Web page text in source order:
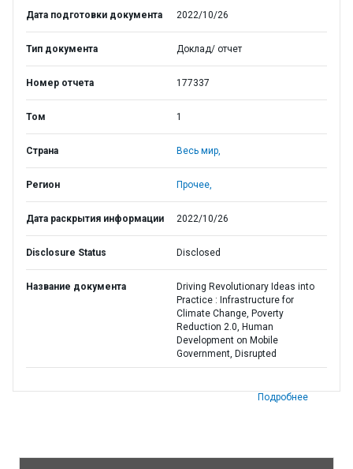
Дата подготовки документа 2022/10/26
Тип документа Доклад/ отчет
Номер отчета 177337
Том 1
Страна Весь мир,
Регион Прочее,
Дата раскрытия информации 2022/10/26
Disclosure Status Disclosed
Название документа
Driving Revolutionary Ideas into
Practice : Infrastructure for
Climate Change, Poverty
Reduction 2.0, Human
Development on Mobile
Government, Disrupted
Подробнее